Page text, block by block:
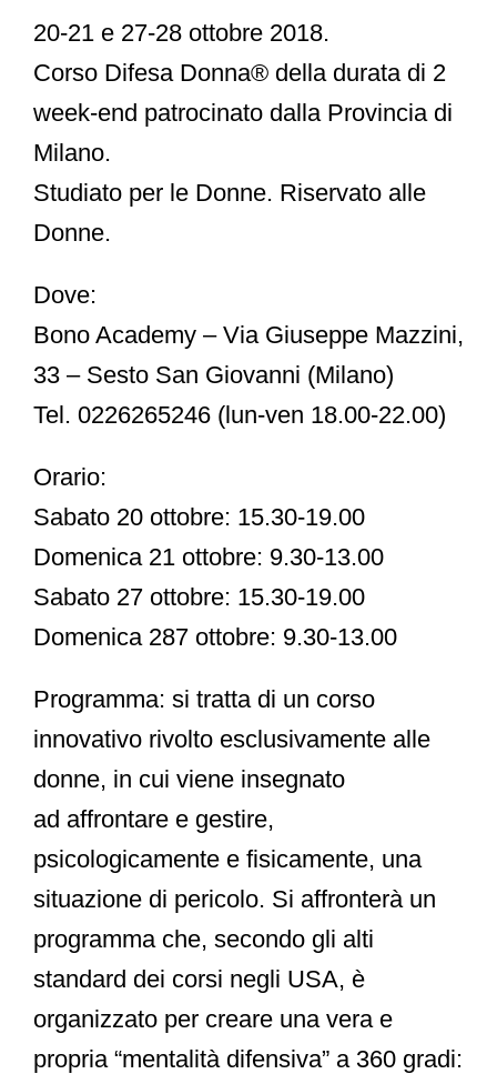
20-21 e 27-28 ottobre 2018.
Corso Difesa Donna® della durata di 2
week-end patrocinato dalla Provincia di
Milano.
Studiato per le Donne. Riservato alle
Donne.
Dove:
Bono Academy – Via Giuseppe Mazzini,
33 – Sesto San Giovanni (Milano)
Tel. 0226265246 (lun-ven 18.00-22.00)
Orario:
Sabato 20 ottobre: 15.30-19.00
Domenica 21 ottobre: 9.30-13.00
Sabato 27 ottobre: 15.30-19.00
Domenica 287 ottobre: 9.30-13.00
Programma: si tratta di un corso
innovativo rivolto esclusivamente alle
donne, in cui viene insegnato
ad affrontare e gestire,
psicologicamente e fisicamente, una
situazione di pericolo. Si affronterà un
programma che, secondo gli alti
standard dei corsi negli USA, è
organizzato per creare una vera e
propria “mentalità difensiva” a 360 gradi: